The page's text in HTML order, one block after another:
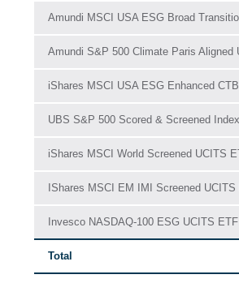
Amundi MSCI USA ESG Broad
Amundi S&P 500 Climate Paris Aligned
iShares MSCI USA ESG Enhanced
UBS S&P 500 Scored & Screened Index
iShares MSCI World Screened UCITS
IShares MSCI EM IMI Screened UCITS
Invesco NASDAQ-100 ESG UCITS ETF
Total